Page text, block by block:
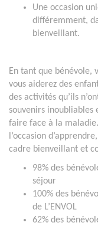
Une occasion
différemment,
bienveillant.
En tant que bénévole,
vous aiderez des
des activités qu’ils
souvenirs
faire face à la maladie.
l’occasion
cadre bienveillant et
98% des
séjour
100% des
de L’ENVOL
62% des